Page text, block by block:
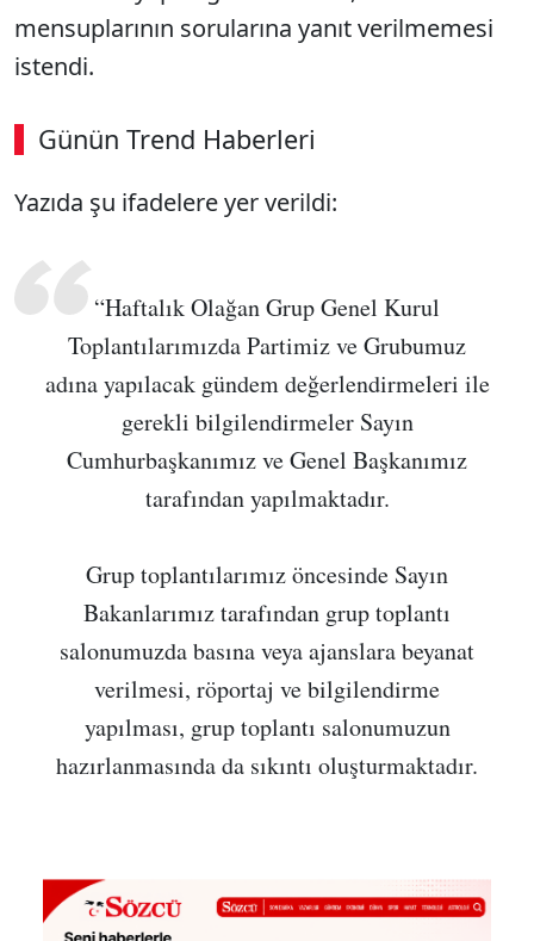
mensuplarının sorularına yanıt verilmemesi
istendi.
Günün Trend Haberleri
Yazıda şu ifadelere yer verildi:
“Haftalık Olağan Grup Genel Kurul
Toplantılarımızda Partimiz ve Grubumuz
adına yapılacak gündem değerlendirmeleri ile
gerekli bilgilendirmeler Sayın
Cumhurbaşkanımız ve Genel Başkanımız
tarafından yapılmaktadır.
Grup toplantılarımız öncesinde Sayın
Bakanlarımız tarafından grup toplantı
salonumuzda basına veya ajanslara beyanat
verilmesi, röportaj ve bilgilendirme
yapılması, grup toplantı salonumuzun
hazırlanmasında da sıkıntı oluşturmaktadır.